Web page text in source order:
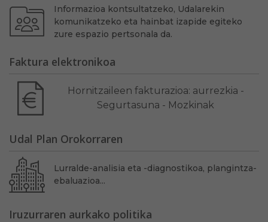
Informazioa kontsultatzeko, Udalarekin
komunikatzeko eta hainbat izapide egiteko
zure espazio pertsonala da.
Faktura elektronikoa
Hornitzaileen fakturazioa: aurrezkia -
Segurtasuna - Mozkinak
Udal Plan Orokorraren
Lurralde-analisia eta -diagnostikoa, plangintza-
ebaluazioa...
Iruzurraren aurkako politika